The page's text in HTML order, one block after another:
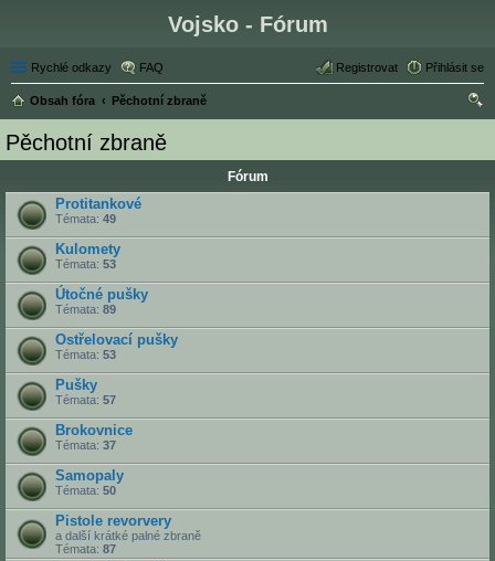
Vojsko - Fórum
Rychlé odkazy FAQ Přihlásit se
Registrovat
Obsah fóra
Pěchotní zbraně
Pěchotní zbraně
Fórum
Protitankové
Témata: 49
Kulomety
Témata: 53
Útočné pušky
Témata: 89
Ostřelovací pušky
Témata: 53
Pušky
Témata: 57
Brokovnice
Témata: 37
Samopaly
Témata: 50
Pistole revorvery
a další krátké palné zbraně
Témata: 87